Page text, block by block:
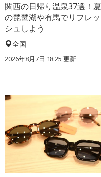
関西の日帰り温泉37選！夏
の琵琶湖や有馬でリフレッ
シュしよう
全国
2026年8月7日 18:25 更新